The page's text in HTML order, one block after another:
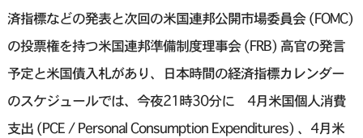
済指標などの発表と次回の米国連邦公開市場委員会 (FOMC)
の投票権を持つ米国連邦準備制度理事会 (FRB) 高官の発言
予定と米国債入札があり、日本時間の経済指標カレンダー
のスケジュールでは、今夜21時30分に 4月米国個人消費
支出 (PCE / Personal Consumption Expenditures) 、4月米